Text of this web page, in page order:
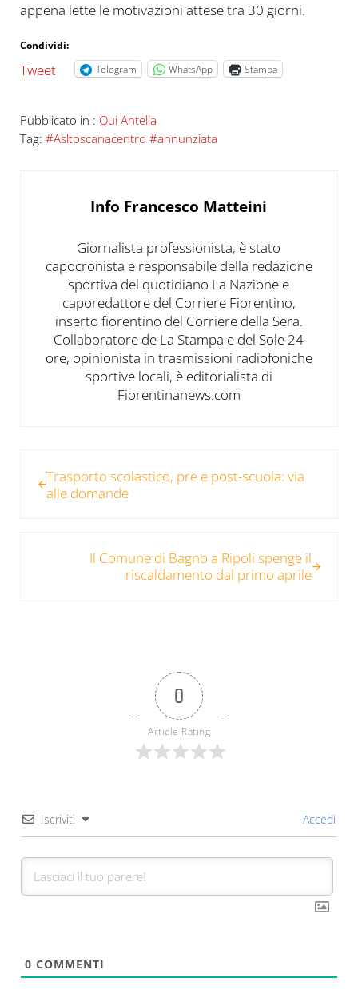
appena lette le motivazioni attese tra 30 giorni.
Condividi:
Tweet Telegram WhatsApp Stampa
Pubblicato in : Qui Antella
Tag: #Asltoscanacentro #annunziata
Info Francesco Matteini
Giornalista professionista, è stato
capocronista e responsabile della redazione
sportiva del quotidiano La Nazione e
caporedattore del Corriere Fiorentino,
inserto fiorentino del Corriere della Sera.
Collaboratore de La Stampa e del Sole 24
ore, opinionista in trasmissioni radiofoniche
sportive locali, è editorialista di
Fiorentinanews.com
Trasporto scolastico, pre e post-scuola: via
alle domande
Il Comune di Bagno a Ripoli spenge il
riscaldamento dal primo aprile
0
Article Rating
Iscriviti Accedi
0 COMMENTI